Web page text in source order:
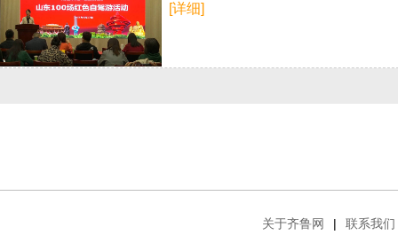
[详细]
关于齐鲁网 |
联系我们